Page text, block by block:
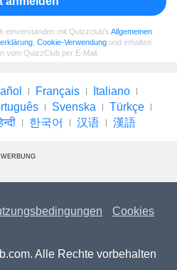
einverstanden mit Quizzclub's Allgemeinen
Cookie-Verwendung und erhalten
vom QuizzClub per E-Mail.
Français
Italiano
Svenska
Türkçe
한국어 汉语 漢語
WERBUNG
Cookies
Alle Rechte vorbehalten